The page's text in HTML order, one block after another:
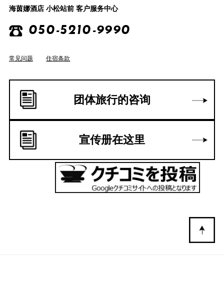
海茵娜酒店 小松站前 客户服务中心
050-5210-9990
常见问题 住宿条款
团体旅行的咨询
宣传册在这里